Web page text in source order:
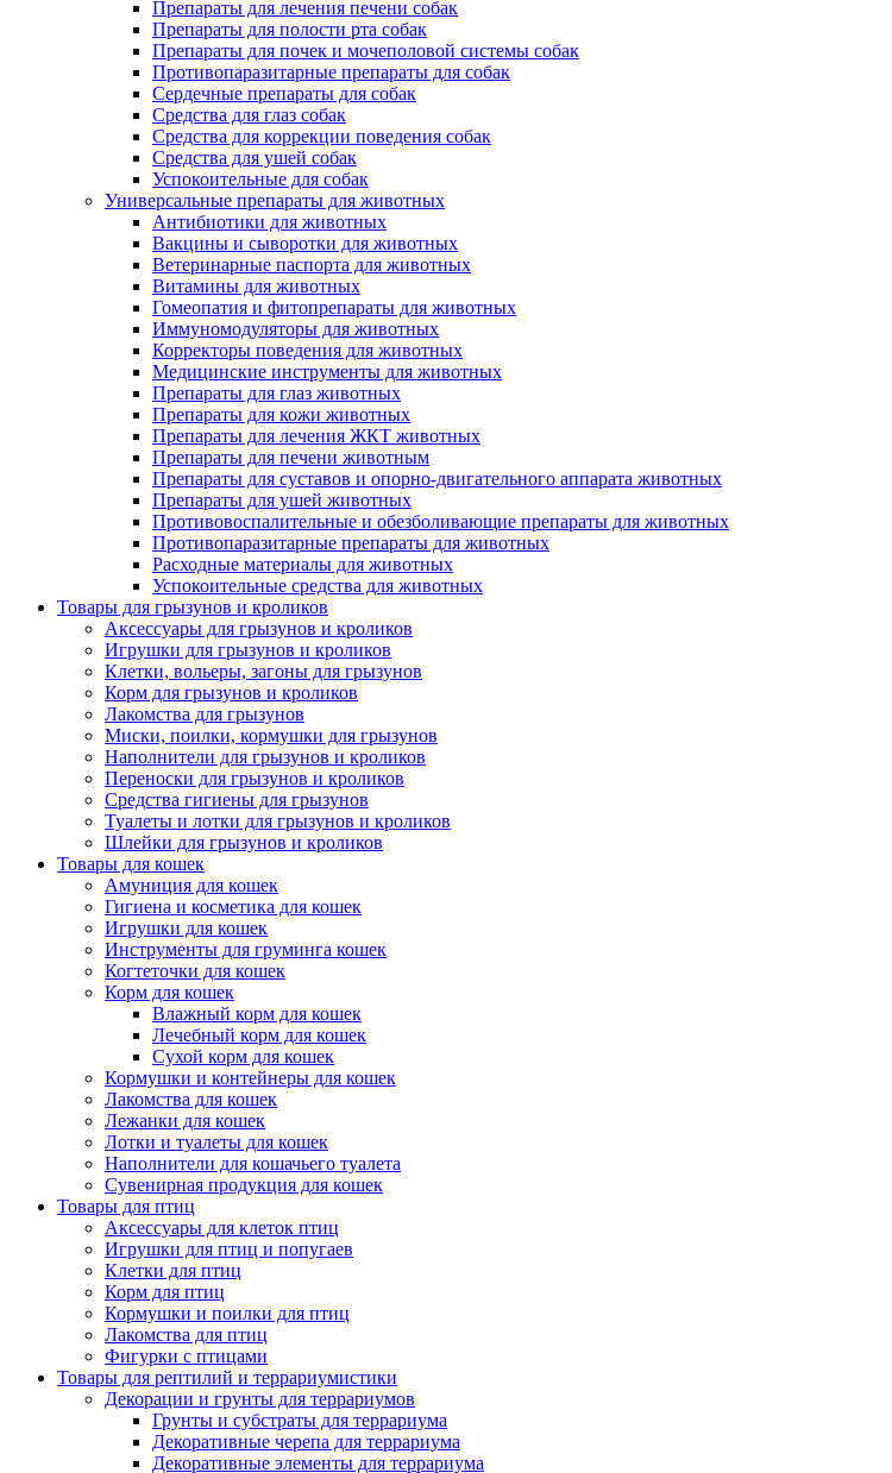
Препараты для лечения печени собак
Препараты для полости рта собак
Препараты для почек и мочеполовой системы собак
Противопаразитарные препараты для собак
Сердечные препараты для собак
Средства для глаз собак
Средства для коррекции поведения собак
Средства для ушей собак
Успокоительные для собак
Универсальные препараты для животных
Антибиотики для животных
Вакцины и сыворотки для животных
Ветеринарные паспорта для животных
Витамины для животных
Гомеопатия и фитопрепараты для животных
Иммуномодуляторы для животных
Корректоры поведения для животных
Медицинские инструменты для животных
Препараты для глаз животных
Препараты для кожи животных
Препараты для лечения ЖКТ животных
Препараты для печени животным
Препараты для суставов и опорно-двигательного аппарата животных
Препараты для ушей животных
Противовоспалительные и обезболивающие препараты для животных
Противопаразитарные препараты для животных
Расходные материалы для животных
Успокоительные средства для животных
Товары для грызунов и кроликов
Аксессуары для грызунов и кроликов
Игрушки для грызунов и кроликов
Клетки, вольеры, загоны для грызунов
Корм для грызунов и кроликов
Лакомства для грызунов
Миски, поилки, кормушки для грызунов
Наполнители для грызунов и кроликов
Переноски для грызунов и кроликов
Средства гигиены для грызунов
Туалеты и лотки для грызунов и кроликов
Шлейки для грызунов и кроликов
Товары для кошек
Амуниция для кошек
Гигиена и косметика для кошек
Игрушки для кошек
Инструменты для груминга кошек
Когтеточки для кошек
Корм для кошек
Влажный корм для кошек
Лечебный корм для кошек
Сухой корм для кошек
Кормушки и контейнеры для кошек
Лакомства для кошек
Лежанки для кошек
Лотки и туалеты для кошек
Наполнители для кошачьего туалета
Сувенирная продукция для кошек
Товары для птиц
Аксессуары для клеток птиц
Игрушки для птиц и попугаев
Клетки для птиц
Корм для птиц
Кормушки и поилки для птиц
Лакомства для птиц
Фигурки с птицами
Товары для рептилий и террариумистики
Декорации и грунты для террариумов
Грунты и субстраты для террариума
Декоративные черепа для террариума
Декоративные элементы для террариума